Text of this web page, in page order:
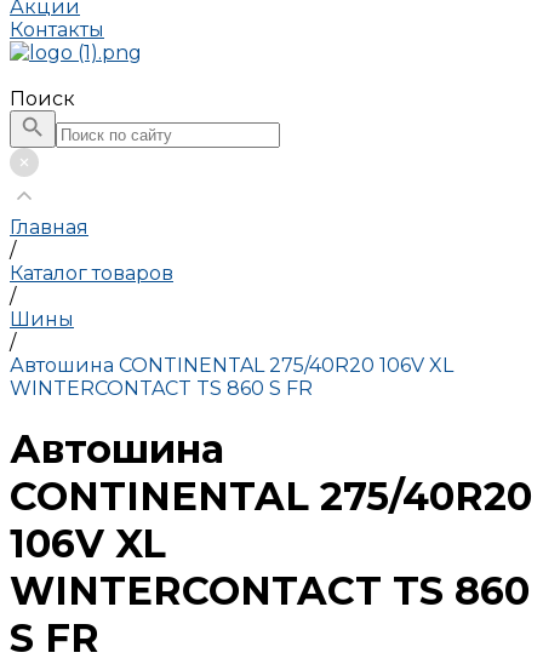
Акции
Контакты
Поиск
Главная
/
Каталог товаров
/
Шины
/
Автошина CONTINENTAL 275/40R20 106V XL
WINTERCONTACT TS 860 S FR
Автошина
CONTINENTAL 275/40R20
106V XL
WINTERCONTACT TS 860
S FR